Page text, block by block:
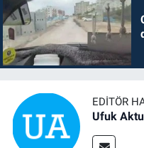
EDITÖR
Ufuk